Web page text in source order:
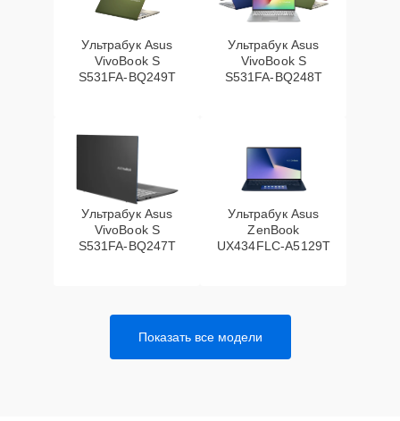
Ультрабук Asus
VivoBook S
S531FA-BQ249T
Ультрабук Asus
VivoBook S
S531FA-BQ248T
Ультрабук Asus
VivoBook S
S531FA-BQ247T
Ультрабук Asus
ZenBook
UX434FLC-A5129T
Показать все модели